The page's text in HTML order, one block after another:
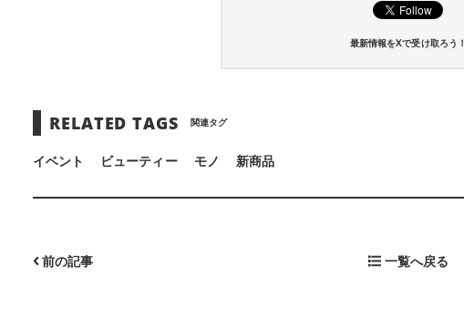
最新情報をXで受け取ろう！
RELATED TAGS 関連タグ
イベント ビューティー モノ 新商品
前の記事 一覧へ戻る